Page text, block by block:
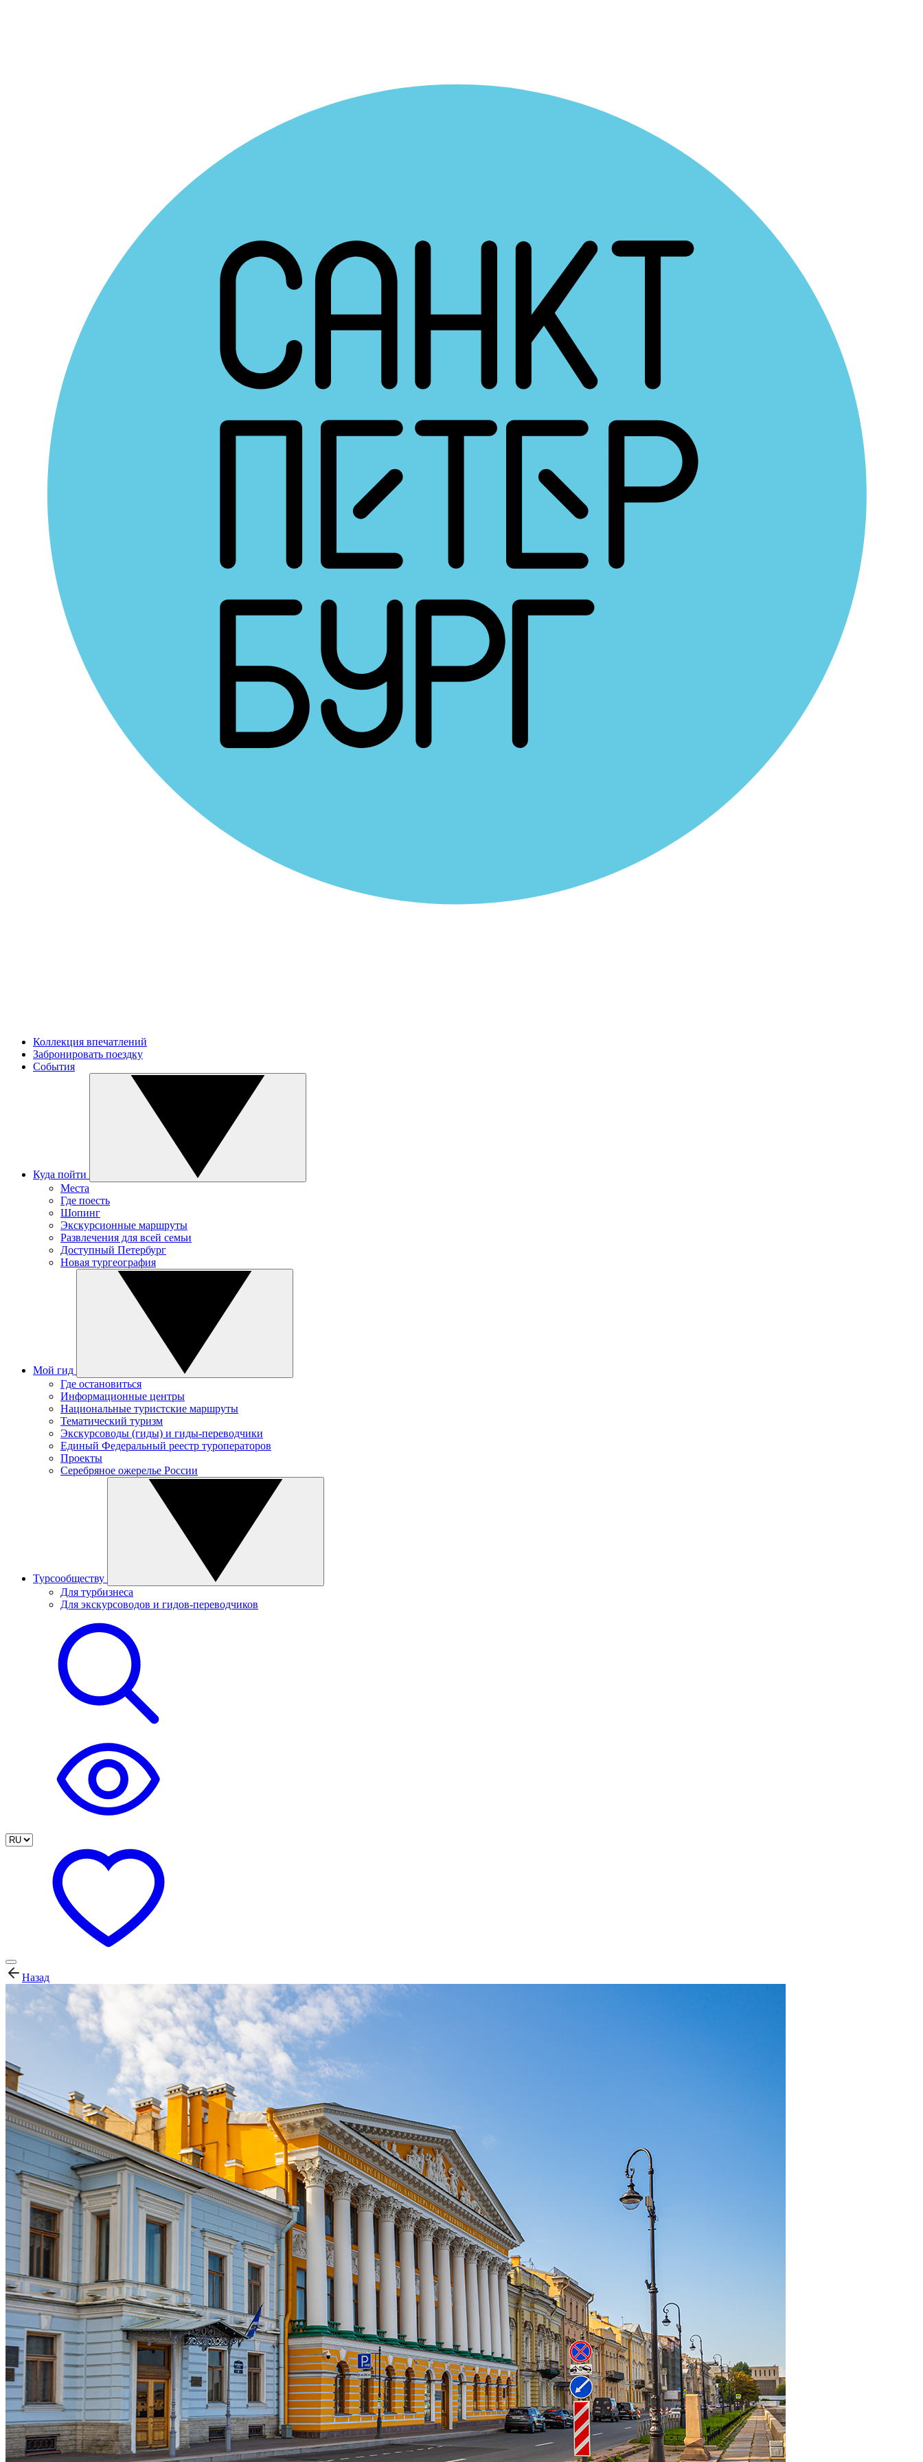
Коллекция впечатлений
Забронировать поездку
События
Куда пойти
Места
Где поесть
Шопинг
Экскурсионные маршруты
Развлечения для всей семьи
Доступный Петербург
Новая тургеография
Мой гид
Где остановиться
Информационные центры
Национальные туристские маршруты
Тематический туризм
Экскурсоводы (гиды) и гиды-переводчики
Единый Федеральный реестр туроператоров
Проекты
Серебряное ожерелье России
Турсообществу
Для турбизнеса
Для экскурсоводов и гидов-переводчиков
Назад